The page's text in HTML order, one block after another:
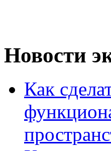
Новости
Как